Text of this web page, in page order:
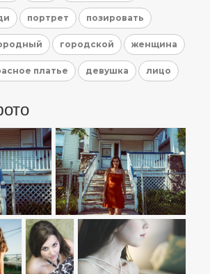
портрет позировать
городской женщина
платье девушка лицо